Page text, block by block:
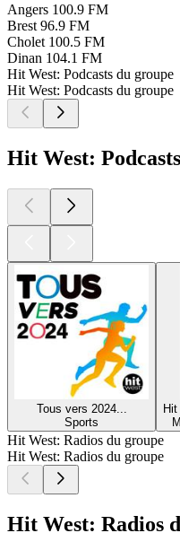
Angers 100.9 FM
Brest 96.9 FM
Cholet 100.5 FM
Dinan 104.1 FM
Hit West: Podcasts du groupe
Hit West: Podcasts du groupe
Hit West:
Tous vers 2024...
Sports
Hit West: Radios du groupe
Hit West: Radios du groupe
Hit West: Radios